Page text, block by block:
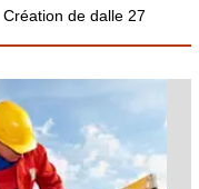
Création de dalle 27